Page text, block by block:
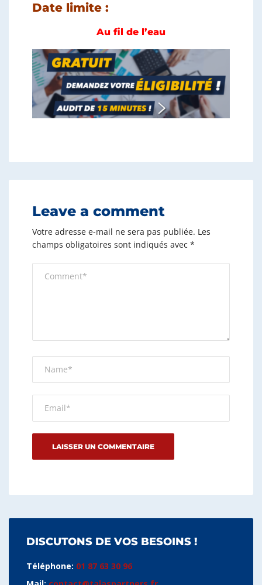
Date limite :
Au fil de l’eau
Leave a comment
Votre adresse e-mail ne sera pas publiée. Les
champs obligatoires sont indiqués avec *
DISCUTONS DE VOS BESOINS !
Téléphone: 01 87 63 30 96